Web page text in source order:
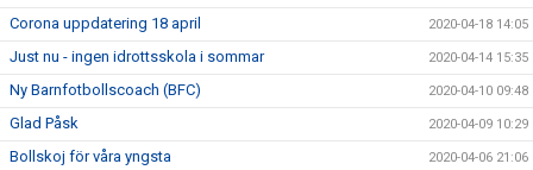
Corona uppdatering 18 april 2020-04-18 14:05
Just nu - ingen idrottsskola i sommar 2020-04-14 15:35
Ny Barnfotbollscoach (BFC) 2020-04-10 09:48
Glad Påsk 2020-04-09 10:29
Bollskoj för våra yngsta 2020-04-06 21:06